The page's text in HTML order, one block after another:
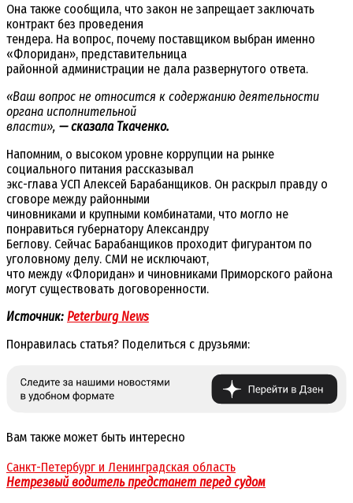
Она также сообщила, что закон не запрещает заключать
контракт без проведения
тендера. На вопрос, почему поставщиком выбран именно
«Флоридан», представительница
районной администрации не дала развернутого ответа.
«Ваш вопрос не относится к содержанию деятельности
органа исполнительной
власти», — сказала Ткаченко.
Напомним, о высоком уровне коррупции на рынке
социального питания рассказывал
экс-глава УСП Алексей Барабанщиков. Он раскрыл правду о
сговоре между районными
чиновниками и крупными комбинатами, что могло не
понравиться губернатору Александру
Беглову. Сейчас Барабанщиков проходит фигурантом по
уголовному делу. СМИ не исключают,
что между «Флоридан» и чиновниками Приморского района
могут существовать договоренности.
Источник: Peterburg News
Понравилась статья? Поделиться с друзьями:
Вам также может быть интересно
Санкт-Петербург и Ленинградская область
Нетрезвый водитель предстанет перед судом